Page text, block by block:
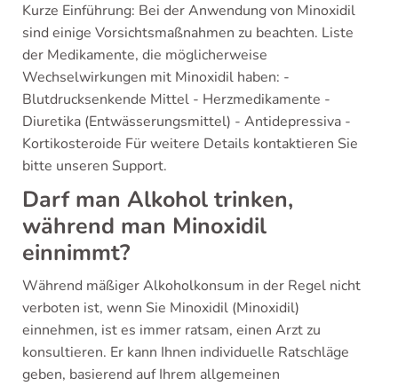
Kurze Einführung: Bei der Anwendung von Minoxidil
sind einige Vorsichtsmaßnahmen zu beachten. Liste
der Medikamente, die möglicherweise
Wechselwirkungen mit Minoxidil haben: -
Blutdrucksenkende Mittel - Herzmedikamente -
Diuretika (Entwässerungsmittel) - Antidepressiva -
Kortikosteroide Für weitere Details kontaktieren Sie
bitte unseren Support.
Darf man Alkohol trinken,
während man Minoxidil
einnimmt?
Während mäßiger Alkoholkonsum in der Regel nicht
verboten ist, wenn Sie Minoxidil (Minoxidil)
einnehmen, ist es immer ratsam, einen Arzt zu
konsultieren. Er kann Ihnen individuelle Ratschläge
geben, basierend auf Ihrem allgemeinen